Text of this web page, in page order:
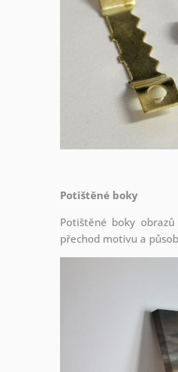
Potištěné boky
Potištěné boky
přechod motivu a